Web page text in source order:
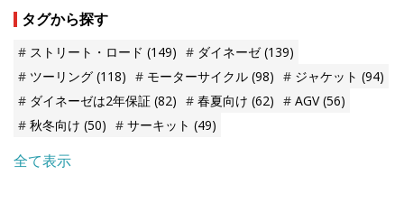
タグから探す
ストリート・ロード (149) ダイネーゼ(139)
ツーリング (118) モーターサイクル (98) ジャケット (94)
ダイネーゼは2年保証 (82) 春夏向け (62) AGV(56)
秋冬向け (50) サーキット (49)
全て表示